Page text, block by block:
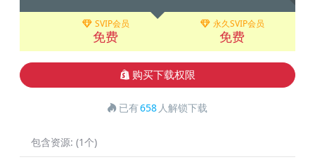
SVIP会员
免费
永久SVIP会员
免费
购买下载权限
已有658 人解锁下载
包含资源: (1个)